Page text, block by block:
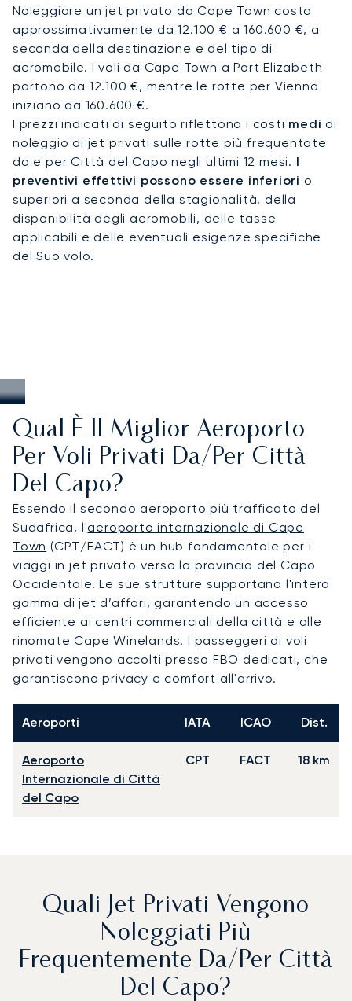
in una tenuta privata nelle Winelands, ogni
dettaglio seguirà il tuo programma e le tue
preferenze.
Con due decenni di esperienza, LunaJets unisce
la sicurezza certificata Argus®, prezzi trasparenti
e soluzioni di noleggio flessibili, scelte dai
viaggiatori più esigenti di tutto il mondo. A Cape
Town, questo si traduce in arrivi puntuali durante
l'affollata stagione estiva, accesso impeccabile a
tenute di lusso, vigneti e lodge safari, e voli privati
su misura per il tuo programma da destinazioni in
tutto il mondo.
Noleggiare un jet privato da Cape Town costa
approssimativamente da 12.100 € a 160.600 €, a
seconda della destinazione e del tipo di
aeromobile. I voli da Cape Town a Port Elizabeth
partono da 12.100 €, mentre le rotte per Vienna
iniziano da 160.600 €.
I prezzi indicati di seguito riflettono i costi medi di
noleggio di jet privati sulle rotte più frequentate
da e per Città del Capo negli ultimi 12 mesi. I
preventivi effettivi possono essere inferiori o
superiori a seconda della stagionalità, della
disponibilità degli aeromobili, delle tasse
applicabili e delle eventuali esigenze specifiche
del Suo volo.
Qual È Il Miglior Aeroporto
Per Voli Privati Da/per Città
Del Capo?
Essendo il secondo aeroporto più trafficato del
Sudafrica, l'aeroporto internazionale di Cape
Town (CPT/FACT) è un hub fondamentale per i
viaggi in jet privato verso la provincia del Capo
Occidentale. Le sue strutture supportano l'intera
gamma di jet d’affari, garantendo un accesso
efficiente ai centri commerciali della città e alle
rinomate Cape Winelands. I passeggeri di voli
privati vengono accolti presso FBO dedicati, che
garantiscono privacy e comfort all'arrivo.
Aeroporti IATA ICAO Dist.
Aeroporto
Internazionale di Città
del Capo
CPT FACT 18 km
Quali Jet Privati Vengono
Noleggiati Più
Frequentemente Da/per Città
Del Capo?